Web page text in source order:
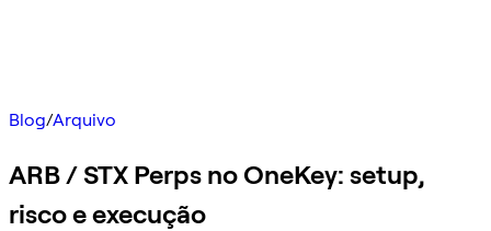
Blog/Arquivo
ARB / STX Perps no OneKey: setup,
risco e execução